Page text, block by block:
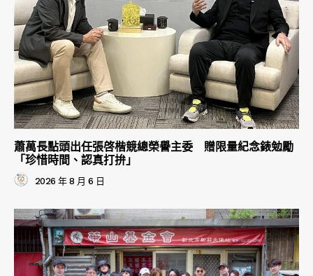
蕭萬長點頭出任張啓楷競總榮譽主委 贈限量紀念錶勉勵
「珍惜時間、認真打拚」
2026 年 8 月 6 日